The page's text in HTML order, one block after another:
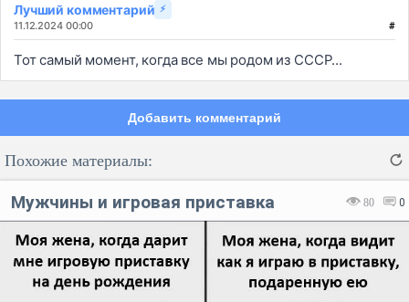
Лучший комментарий ⚡
11.12.2024 00:00 #
Тот самый момент, когда все мы родом из СССР...
Добавить комментарий
Отмена Отправить
Похожие материалы:
80 0
Мужчины и игровая приставка